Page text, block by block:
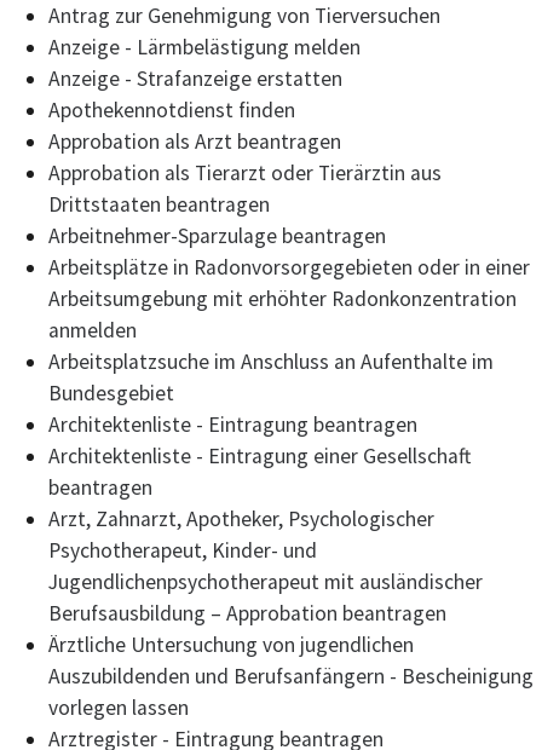
Antrag zur Genehmigung von Tierversuchen
Anzeige - Lärmbelästigung melden
Anzeige - Strafanzeige erstatten
Apothekennotdienst finden
Approbation als Arzt beantragen
Approbation als Tierarzt oder Tierärztin aus
Drittstaaten beantragen
Arbeitnehmer-Sparzulage beantragen
Arbeitsplätze in Radonvorsorgegebieten oder in einer
Arbeitsumgebung mit erhöhter Radonkonzentration
anmelden
Arbeitsplatzsuche im Anschluss an Aufenthalte im
Bundesgebiet
Architektenliste - Eintragung beantragen
Architektenliste - Eintragung einer Gesellschaft
beantragen
Arzt, Zahnarzt, Apotheker, Psychologischer
Psychotherapeut, Kinder- und
Jugendlichenpsychotherapeut mit ausländischer
Berufsausbildung – Approbation beantragen
Ärztliche Untersuchung von jugendlichen
Auszubildenden und Berufsanfängern - Bescheinigung
vorlegen lassen
Arztregister - Eintragung beantragen